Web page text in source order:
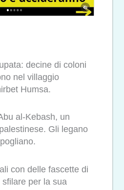
decine di coloni
nel villaggio
Humsa.
al-Kebash, un
Gli legano
con delle fascette di
per la sua